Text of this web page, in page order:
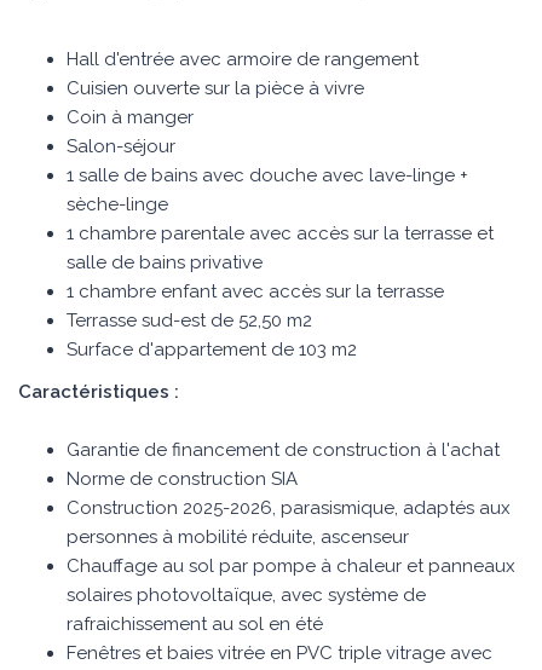
Hall d'entrée avec armoire de rangement
Cuisien ouverte sur la pièce à vivre
Coin à manger
Salon-séjour
1 salle de bains avec douche avec lave-linge +
sèche-linge
1 chambre parentale avec accès sur la terrasse et
salle de bains privative
1 chambre enfant avec accès sur la terrasse
Terrasse sud-est de 52,50 m2
Surface d'appartement de 103 m2
Caractéristiques :
Garantie de financement de construction à l'achat
Norme de construction SIA
Construction 2025-2026, parasismique, adaptés aux
personnes à mobilité réduite, ascenseur
Chauffage au sol par pompe à chaleur et panneaux
solaires photovoltaïque, avec système de
rafraichissement au sol en été
Fenêtres et baies vitrée en PVC triple vitrage avec